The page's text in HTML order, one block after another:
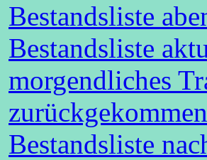
Bestandsliste
Bestandsliste
morgendliches
Bestandsliste